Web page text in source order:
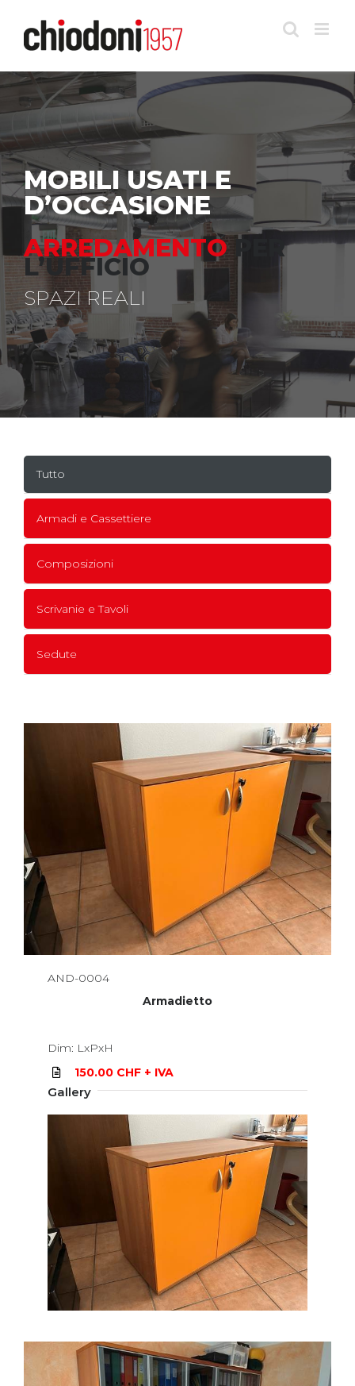
contenuto
MOBILI USATI E
D’OCCASIONE
ARREDAMENTO PER
L’UFFICIO
SPAZI REALI
Tutto
Armadi e Cassettiere
Composizioni
Scrivanie e Tavoli
Sedute
AND-0004
Armadietto
Dim: LxPxH
150.00 CHF + IVA
Gallery